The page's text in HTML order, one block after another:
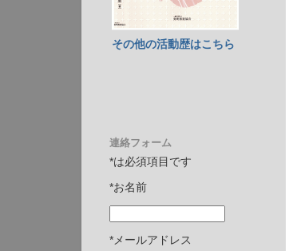
その他の活動歴はこちら
連絡フォーム
*は必須項目です
*お名前
*メールアドレス